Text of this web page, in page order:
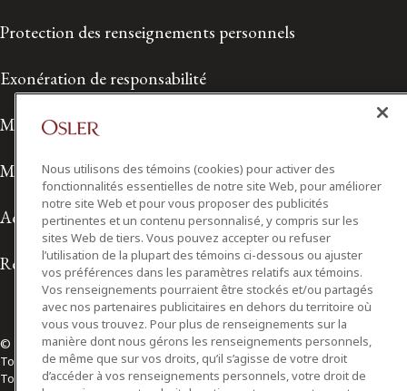
Protection des renseignements personnels
Exonération de responsabilité
Modalités de prestation de services
Modalités d'utilisation
Accessibilité
Relations avec les médias
© 2026 Osler, Hoskin & Harcourt S.E.N.C.R.L./s.r.l.
Tous droits réservés
Toronto | Montréal | Calgary | Vancouver | Ottawa | New York
Nous utilisons des témoins (cookies) pour activer des
fonctionnalités essentielles de notre site Web, pour améliorer
notre site Web et pour vous proposer des publicités
pertinentes et un contenu personnalisé, y compris sur les
sites Web de tiers. Vous pouvez accepter ou refuser
l’utilisation de la plupart des témoins ci-dessous ou ajuster
vos préférences dans les paramètres relatifs aux témoins.
Vos renseignements pourraient être stockés et/ou partagés
avec nos partenaires publicitaires en dehors du territoire où
vous vous trouvez. Pour plus de renseignements sur la
manière dont nous gérons les renseignements personnels,
de même que sur vos droits, qu’il s’agisse de votre droit
d’accéder à vos renseignements personnels, votre droit de